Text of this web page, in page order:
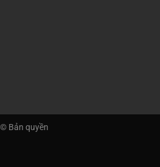
© Bản quyền